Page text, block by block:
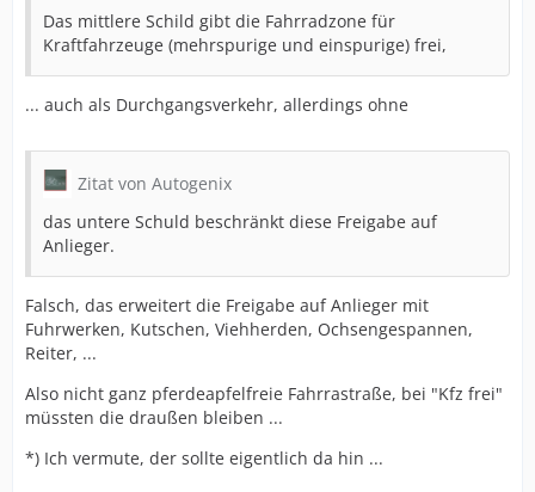
Das mittlere Schild gibt die Fahrradzone für
Kraftfahrzeuge (mehrspurige und einspurige) frei,
... auch als Durchgangsverkehr, allerdings ohne
Zitat von Autogenix
das untere Schuld beschränkt diese Freigabe auf
Anlieger.
Falsch, das erweitert die Freigabe auf Anlieger mit
Fuhrwerken, Kutschen, Viehherden, Ochsengespannen,
Reiter, ...
Also nicht ganz pferdeapfelfreie Fahrrastraße, bei "Kfz frei"
müssten die draußen bleiben ...
*) Ich vermute, der sollte eigentlich da hin ...